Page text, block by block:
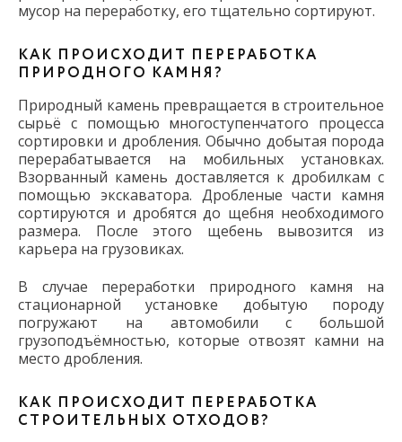
мусор на переработку, его тщательно сортируют.
КАК ПРОИСХОДИТ ПЕРЕРАБОТКА
ПРИРОДНОГО КАМНЯ?
Природный камень превращается в строительное
сырьё с помощью многоступенчатого процесса
сортировки и дробления. Обычно добытая порода
перерабатывается на мобильных установках.
Взорванный камень доставляется к дробилкам с
помощью экскаватора. Дробленые части камня
сортируются и дробятся до щебня необходимого
размера. После этого щебень вывозится из
карьера на грузовиках.
В случае переработки природного камня на
стационарной установке добытую породу
погружают на автомобили с большой
грузоподъёмностью, которые отвозят камни на
место дробления.
КАК ПРОИСХОДИТ ПЕРЕРАБОТКА
СТРОИТЕЛЬНЫХ ОТХОДОВ?